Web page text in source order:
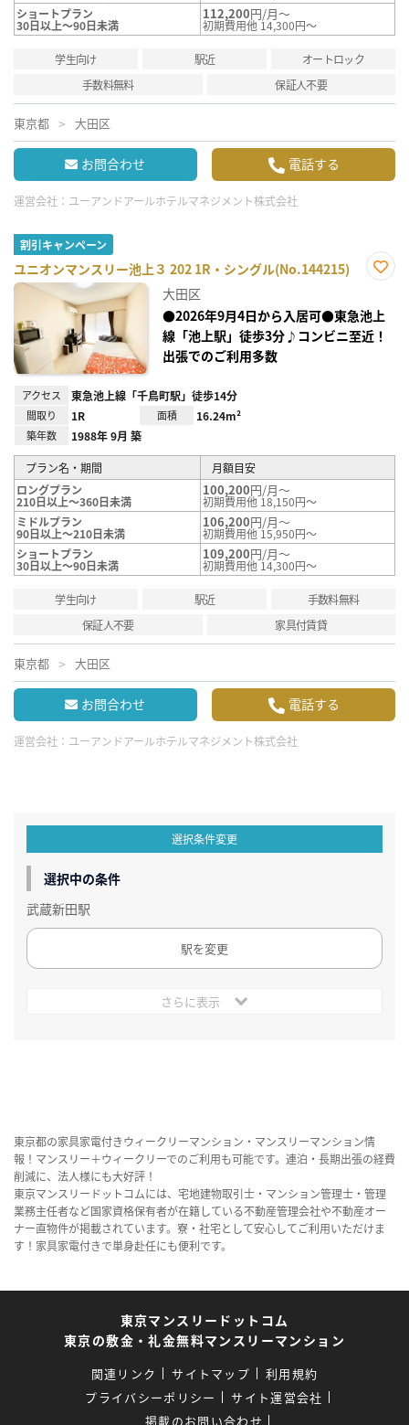
ショートプラン
30日以上～90日未満
112,200円/月～
初期費用他 14,300円～
学生向け 駅近
オートロック
手数料無料
保証人不要
東京都 大田区
お問合わせ 電話する
運営会社： ユーアンドアールホテルマネジメント株式会社
割引キャンペーン
ユニオンマンスリー池上３ 202 1R・シングル(No.144215)
り登
録
大田区
●2026年9月4日から入居可●東急池上
線「池上駅」徒歩3分♪コンビニ至近！
出張でのご利用多数
アクセス 東急池上線「千鳥町駅」徒歩14分
間取り 1R 面積 16.24m²
築年数 1988年 9月 築
プラン名・期間
月額目安
ロングプラン
210日以上～360日未満
100,200円/月～
初期費用他 18,150円～
ミドルプラン
90日以上～210日未満
106,200円/月～
初期費用他 15,950円～
ショートプラン
30日以上～90日未満
109,200円/月～
初期費用他 14,300円～
学生向け 駅近
手数料無料
保証人不要
家具付賃貸
東京都 大田区
お問合わせ 電話する
運営会社： ユーアンドアールホテルマネジメント株式会社
選択条件変更
選択中の条件
武蔵新田駅
駅を変更
さらに表示
東京都の家具家電付きウィークリーマンション・マンスリーマンション情
報！マンスリー＋ウィークリーでのご利用も可能です。連泊・長期出張の経費
削減に、法人様にも大好評！
東京マンスリードットコムには、宅地建物取引士・マンション管理士・管理
業務主任者など国家資格保有者が在籍している不動産管理会社や不動産オー
ナー直物件が掲載されています。寮・社宅として安心してご利用いただけま
す！家具家電付きで単身赴任にも便利です。
東京マンスリードットコム
東京の敷金・礼金無料マンスリーマンション
関連リンク サイトマップ
利用規約
プライバシーポリシー
サイト運営会社
掲載のお問い合わせ